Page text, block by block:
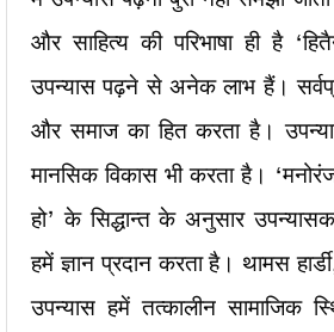
और साहित्य की परिभाषा ही है
उपन्यास पढ़ने से अनेक लाभ हैं।
और समाज का हित करता है।
मानसिक विकास भी करता है।
हो’ के सिद्धान्त के अनुसार
हमें ज्ञान प्रदान करता है। थामस
उपन्यास हमें तत्कालीन सामाजिक